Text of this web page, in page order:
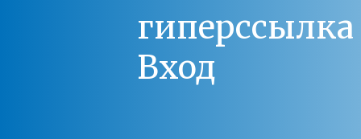
Вход